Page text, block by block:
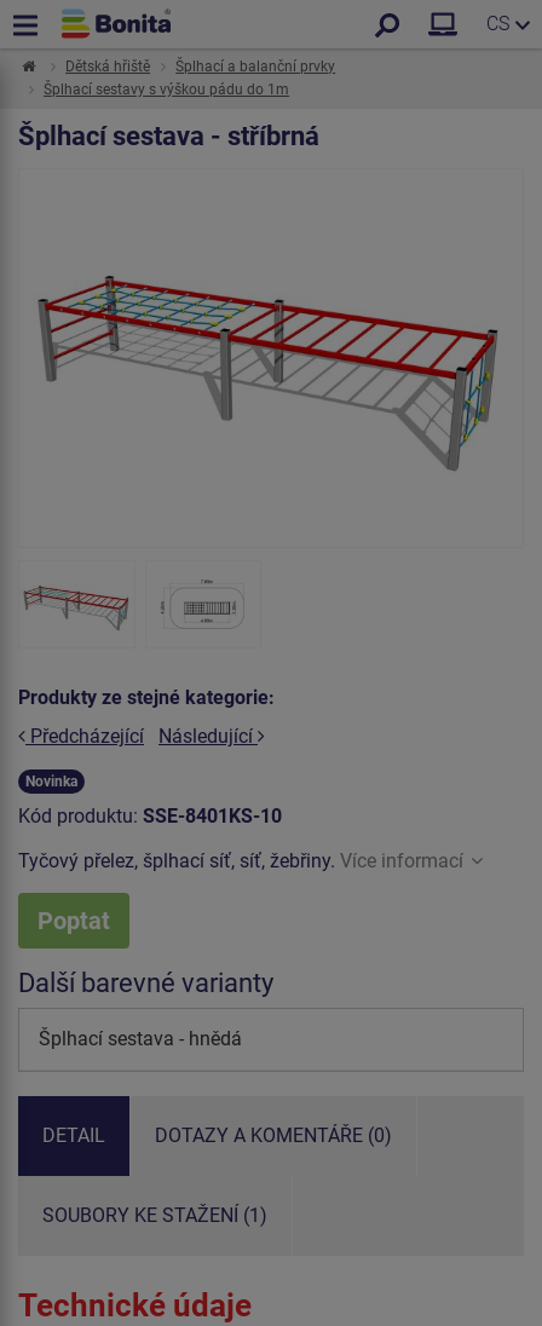
CS
Dětská hřiště
Šplhací a balanční prvky
Šplhací sestavy s výškou pádu do 1m
Šplhací sestava - stříbrná
Produkty ze stejné kategorie:
Předcházející
Následující
Novinka
Kód produktu: SSE-8401KS-10
Tyčový přelez, šplhací síť, síť, žebřiny. Více informací
Poptat
Další barevné varianty
Šplhací sestava - hnědá
DETAIL DOTAZY A KOMENTÁŘE (0)
SOUBORY KE STAŽENÍ (1)
Technické údaje